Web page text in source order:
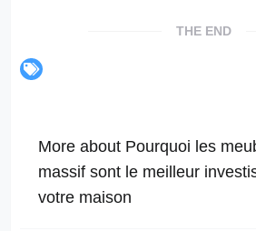
THE END
More about Pourquoi les
massif sont le meilleur
votre maison